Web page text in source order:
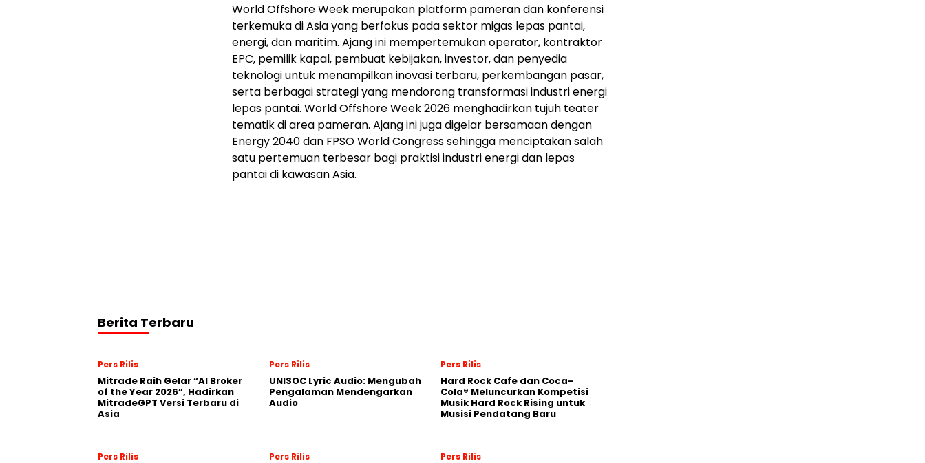
World Offshore Week merupakan platform pameran dan konferensi
terkemuka di Asia yang berfokus pada sektor migas lepas pantai,
energi, dan maritim. Ajang ini mempertemukan operator, kontraktor
EPC, pemilik kapal, pembuat kebijakan, investor, dan penyedia
teknologi untuk menampilkan inovasi terbaru, perkembangan pasar,
serta berbagai strategi yang mendorong transformasi industri energi
lepas pantai. World Offshore Week 2026 menghadirkan tujuh teater
tematik di area pameran. Ajang ini juga digelar bersamaan dengan
Energy 2040 dan FPSO World Congress sehingga menciptakan salah
satu pertemuan terbesar bagi praktisi industri energi dan lepas
pantai di kawasan Asia.
Berita Terbaru
Pers Rilis
Mitrade Raih Gelar “AI Broker
of the Year 2026”, Hadirkan
MitradeGPT Versi Terbaru di
Asia
Pers Rilis
UNISOC Lyric Audio: Mengubah
Pengalaman Mendengarkan
Audio
Pers Rilis
Hard Rock Cafe dan Coca-
Cola® Meluncurkan Kompetisi
Musik Hard Rock Rising untuk
Musisi Pendatang Baru
Pers Rilis Pers Rilis Pers Rilis